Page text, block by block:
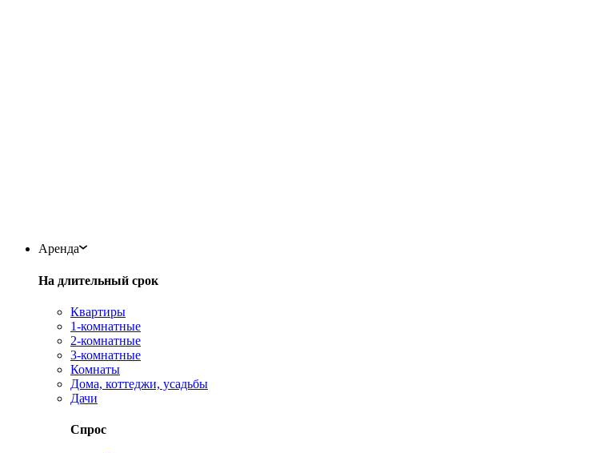
Аренда
На длительный срок
Квартиры
1-комнатные
2-комнатные
3-комнатные
Комнаты
Дома, коттеджи, усадьбы
Дачи
Спрос